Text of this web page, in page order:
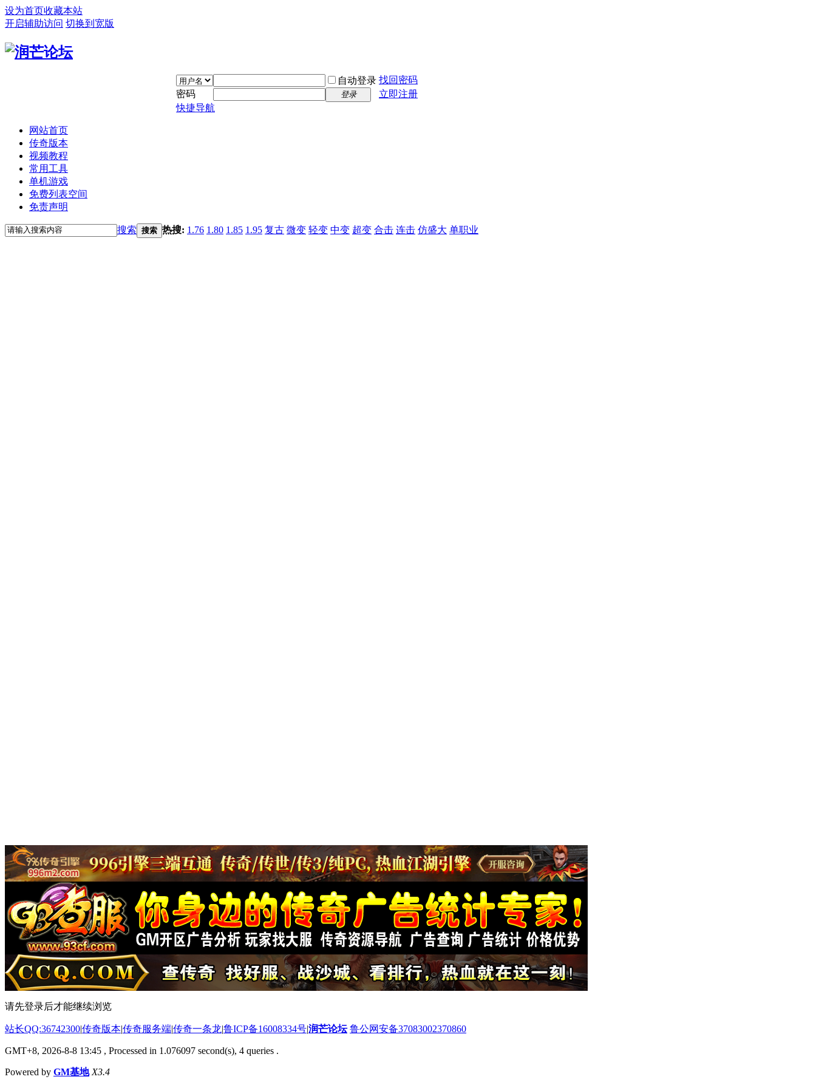
设为首页收藏本站
开启辅助访问 切换到宽版
自动登录 找回密码
密码
登录
立即注册
快捷导航
网站首页
传奇版本
视频教程
常用工具
单机游戏
免费列表空间
免责声明
搜索 搜索 热搜: 1.76 1.80 1.85 1.95 复古 微变 轻变 中变 超变 合击 连击 仿盛大 单职业
请先登录后才能继续浏览
站长QQ:36742300|传奇版本|传奇服务端|传奇一条龙|鲁ICP备16008334号|润芒论坛 鲁公网安备37083002370860
GMT+8, 2026-8-8 13:45 , Processed in 1.076097 second(s), 4 queries .
Powered by GM基地 X3.4